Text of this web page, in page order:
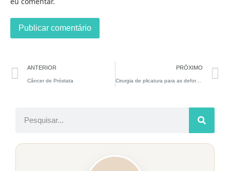
ANTERIOR
Câncer de Próstata
PRÓXIMO
Cirurgia de plicatura para as deformidades de Peyronie severas tem resultados similares a casos mais leves